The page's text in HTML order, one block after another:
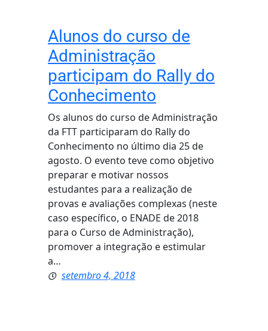
Alunos do curso de
Administração
participam do Rally do
Conhecimento
Os alunos do curso de Administração
da FTT participaram do Rally do
Conhecimento no último dia 25 de
agosto. O evento teve como objetivo
preparar e motivar nossos
estudantes para a realização de
provas e avaliações complexas (neste
caso específico, o ENADE de 2018
para o Curso de Administração),
promover a integração e estimular
a…
setembro 4, 2018